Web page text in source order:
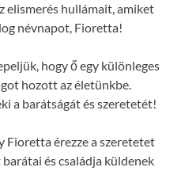
elismerés hullámait, amiket
névnapot, Fioretta!
hogy ő egy különleges
hozott az életünkbe.
a barátságát és szeretetét!
Fioretta érezze a szeretetet
és családja küldenek